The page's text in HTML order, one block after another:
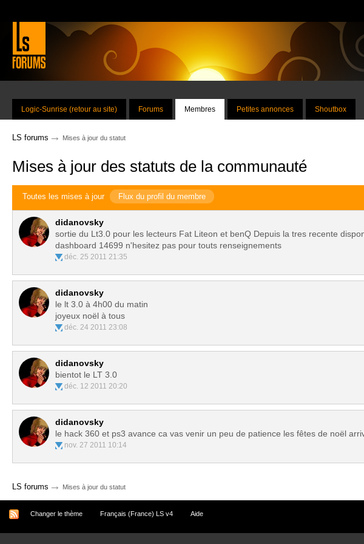
Logic-Sunrise (retour au site) Forums Membres Petites annonces Shoutbox
LS forums → Mises à jour du statut
Mises à jour des statuts de la communauté
Toutes les mises à jour Flux du profil du membre
didanovsky
sortie du Lt3.0 pour les lecteurs Fat Liteon et benQ Depuis la tres recente
dashboard 14699 n'hesitez pas pour touts renseignements
déc. 25 2011 21:35
didanovsky
le lt 3.0 à 4h00 du matin
joyeux noël à tous
déc. 24 2011 23:08
didanovsky
bientot le LT 3.0
déc. 12 2011 20:20
didanovsky
le hack 360 et ps3 avance ca vas venir un peu de patience les fêtes de noël
nov. 27 2011 10:14
LS forums → Mises à jour du statut
Changer le thème Français (France) LS v4 Aide